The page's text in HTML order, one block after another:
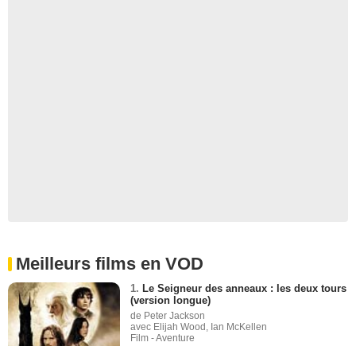
Meilleurs films en VOD
1. Le Seigneur des anneaux : les deux tours
(version longue)
de Peter Jackson
avec Elijah Wood, Ian McKellen
Film - Aventure